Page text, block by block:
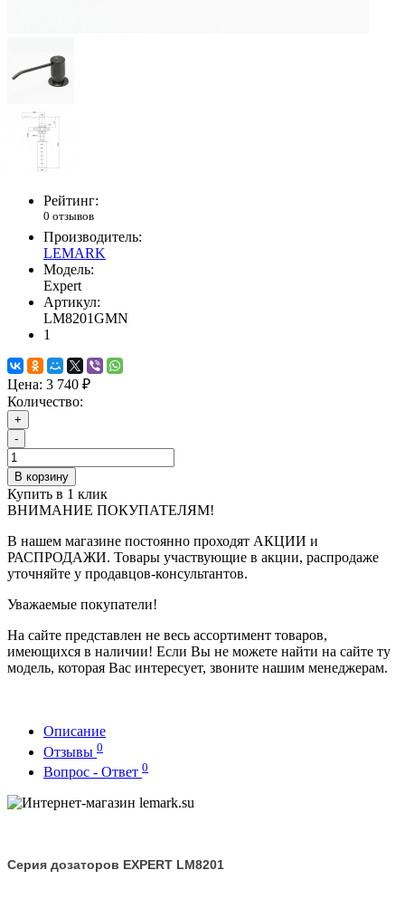
Рейтинг:
0 отзывов
Производитель:
LEMARK
Модель:
Expert
Артикул:
LM8201GMN
1
Цена: 3 740 ₽
Количество:
+
-
В корзину
Купить в 1 клик
ВНИМАНИЕ ПОКУПАТЕЛЯМ!
В нашем магазине постоянно проходят АКЦИИ и
РАСПРОДАЖИ. Товары участвующие в акции, распродаже
уточняйте у продавцов-консультантов.
Уважаемые покупатели!
На сайте представлен не весь ассортимент товаров,
имеющихся в наличии! Если Вы не можете найти на сайте ту
модель, которая Вас интересует, звоните нашим менеджерам.
Описание
Отзывы 0
Вопрос - Ответ 0
Серия дозаторов EXPERT LM8201